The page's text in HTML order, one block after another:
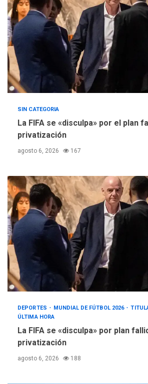
5
de Comercio
de Ley de
SIN CATEGORIA
La FIFA se «disculpa» por el plan
privatización
agosto 6, 2026 167
DEPORTES MUNDIAL DE FÚTBOL 2026
ÚLTIMA HORA
La FIFA se «disculpa» por plan
privatización
agosto 6, 2026 188